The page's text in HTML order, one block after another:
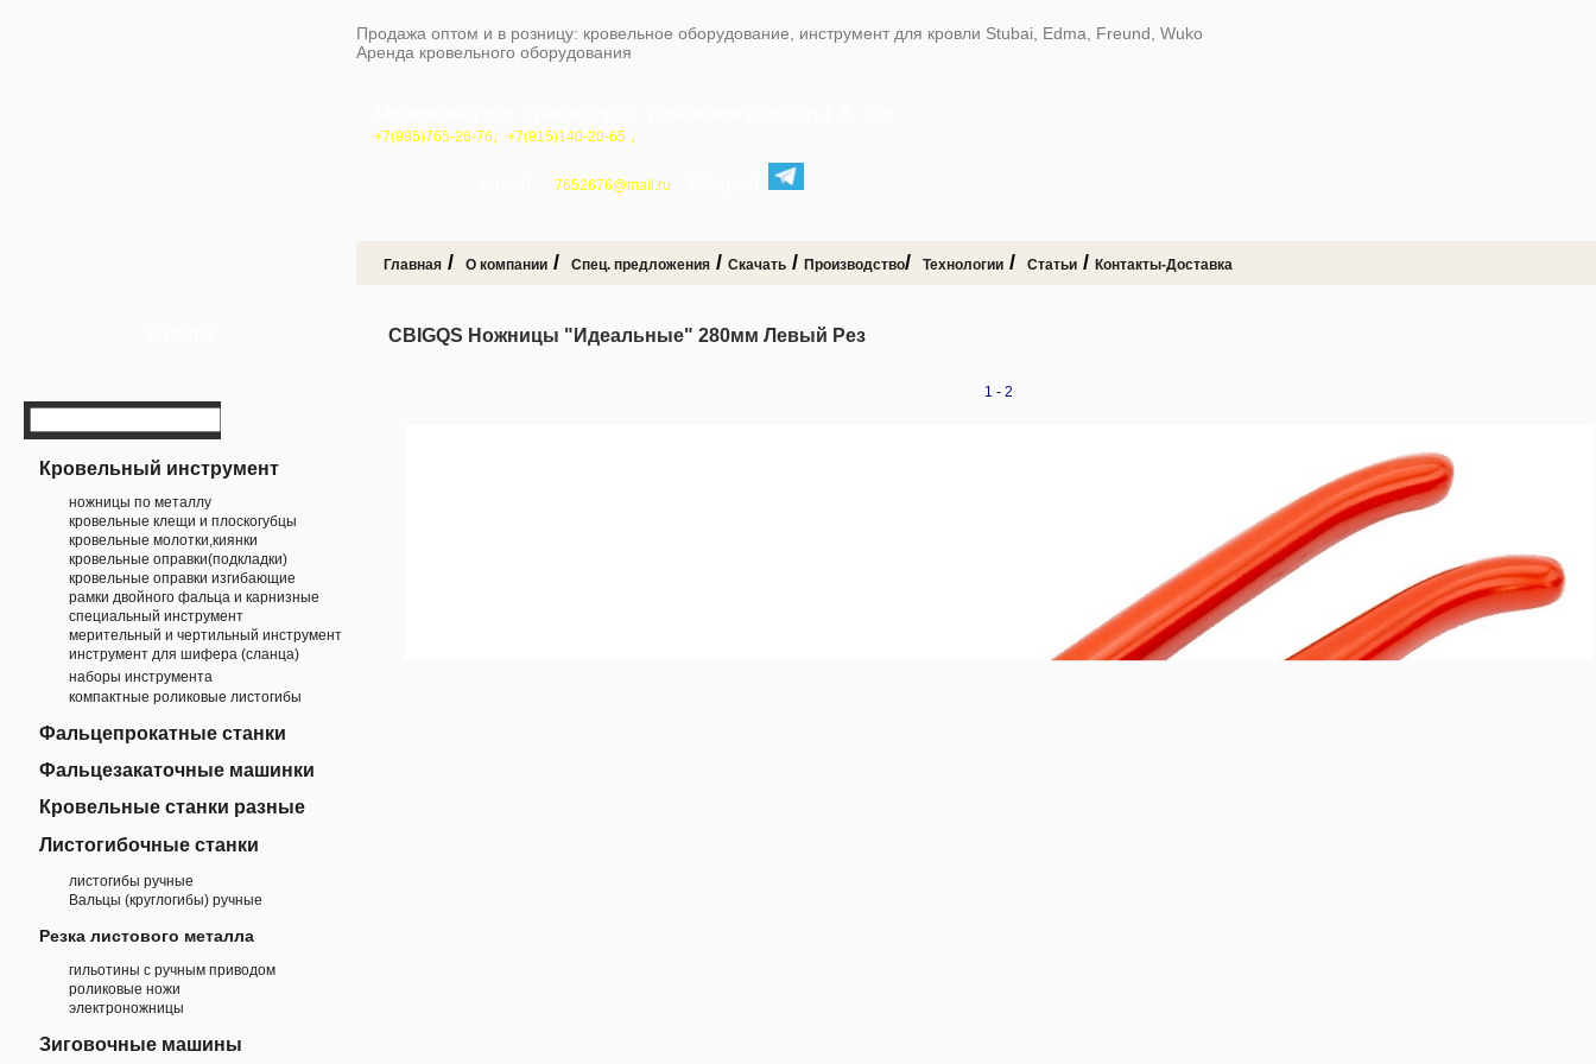
Продажа оптом и в розницу: кровельное оборудование, инструмент для кровли Stubai, Edma, Freund, Wuko
Аренда кровельного оборудования
+7(985)765-26-76, +7(915)140-20-65 ,
7652676@mail.ru
Главная / О компании / Спец. предложения / Скачать / Производство/ Технологии / Статьи / Контакты-Доставка
Кровельный инструмент
ножницы по металлу
кровельные клещи и плоскогубцы
кровельные молотки,киянки
кровельные оправки(подкладки)
кровельные оправки изгибающие
рамки двойного фальца и карнизные
специальный инструмент
мерительный и чертильный инструмент
инструмент для шифера (сланца)
наборы инструмента
компактные роликовые листогибы
Фальцепрокатные станки
Фальцезакаточные машинки
Кровельные станки разные
Листогибочные станки
листогибы ручные
Вальцы (круглогибы) ручные
Резка листового металла
гильотины с ручным приводом
роликовые ножи
электроножницы
Зиговочные машины
CBIGQS Ножницы "Идеальные" 280мм Левый Рез
1 - 2